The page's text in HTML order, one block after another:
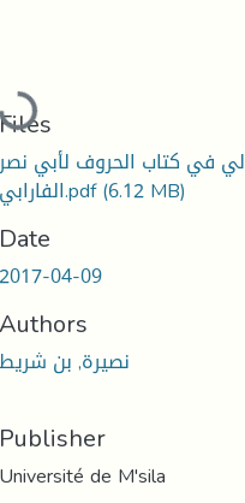
Loading...
Files
في كتاب الحروف لأبي نصر
الفارابي.pdf(6.12 MB)
Date
2017-04-09
Authors
نصيرة, بن شريط
Publisher
Université de M'sila